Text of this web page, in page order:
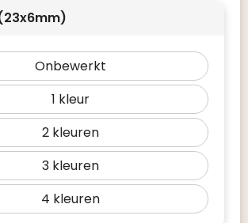
Onbewerkt
1
2
3
4